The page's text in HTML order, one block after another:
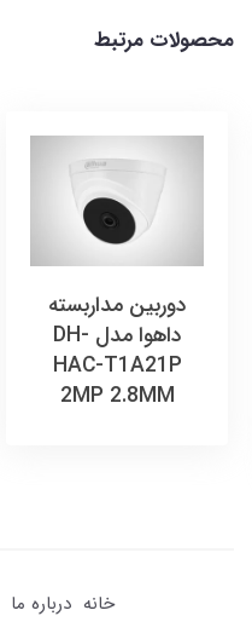
محصولات مرتبط
دوربین مداربسته
داهوا مدل DH-
HAC-T1A21P
2MP 2.8MM
خانه درباره ما